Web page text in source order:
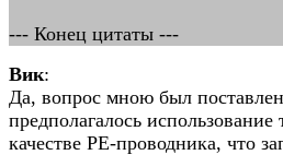
--- Конец цитаты ---
Вик:
Да, вопрос мною был
предполагалось использование
качестве РЕ-проводника, что